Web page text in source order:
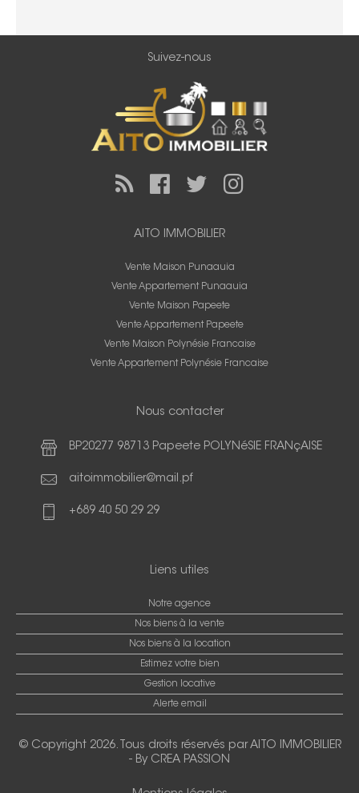
Suivez-nous
AITO IMMOBILIER
Vente Maison Punaauia
Vente Appartement Punaauia
Vente Maison Papeete
Vente Appartement Papeete
Vente Maison Polynésie Francaise
Vente Appartement Polynésie Francaise
Nous contacter
BP20277 98713 Papeete POLYNéSIE FRANçAISE
aitoimmobilier@mail.pf
+689 40 50 29 29
Liens utiles
Notre agence
Nos biens à la vente
Nos biens à la location
Estimez votre bien
Gestion locative
Alerte email
© Copyright 2026. Tous droits réservés parAITO IMMOBILIER
- By CREA PASSION